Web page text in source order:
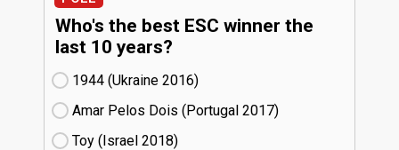
Who's the best ESC winner the
last 10 years?
1944 (Ukraine
16)
Amar Pelos Dois (Portugal
17)
Toy (Israel
18)